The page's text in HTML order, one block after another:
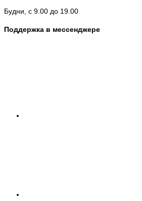
Будни, с 9.00 до 19.00
Поддержка в мессенджере